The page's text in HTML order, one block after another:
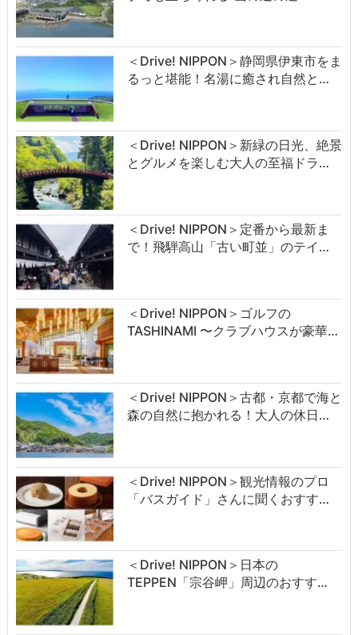
＜Drive! NIPPON＞静岡県伊東市をま
るっと堪能！名湯に癒され自然と…
＜Drive! NIPPON＞新緑の日光、絶景
とグルメを楽しむ大人の至福ドラ…
＜Drive! NIPPON＞定番から最新ま
で！飛騨高山「古い町並」のテイ…
＜Drive! NIPPON＞ゴルフの
TASHINAMI 〜クラブハウスが豪華…
＜Drive! NIPPON＞古都・京都で海と
森の自然に抱かれる！大人の休日…
＜Drive! NIPPON＞観光情報のプロ
「バスガイド」さんに聞くおすす…
＜Drive! NIPPON＞日本の
TEPPEN「宗谷岬」周辺のおすす…